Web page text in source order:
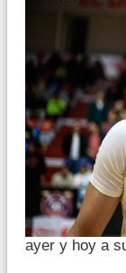
ayer y hoy a